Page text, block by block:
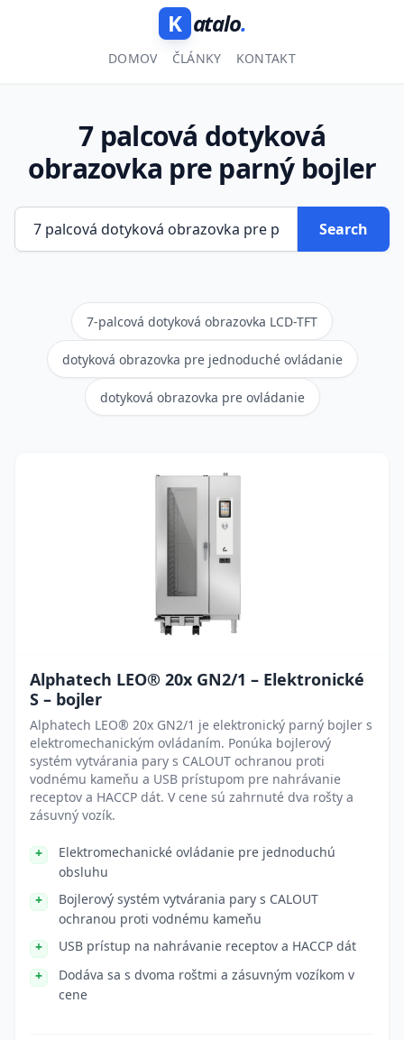
K atalo.
DOMOV ČLÁNKY KONTAKT
7 palcová dotyková
obrazovka pre parný bojler
Search
7-palcová dotyková obrazovka LCD-TFT
dotyková obrazovka pre jednoduché ovládanie
dotyková obrazovka pre ovládanie
Alphatech LEO® 20x GN2/1 – Elektronické
S – bojler
Alphatech LEO® 20x GN2/1 je elektronický parný bojler s
elektromechanickým ovládaním. Ponúka bojlerový
systém vytvárania pary s CALOUT ochranou proti
vodnému kameňu a USB prístupom pre nahrávanie
receptov a HACCP dát. V cene sú zahrnuté dva rošty a
zásuvný vozík.
Elektromechanické ovládanie pre jednoduchú
obsluhu
Bojlerový systém vytvárania pary s CALOUT
ochranou proti vodnému kameňu
USB prístup na nahrávanie receptov a HACCP dát
Dodáva sa s dvoma roštmi a zásuvným vozíkom v
cene